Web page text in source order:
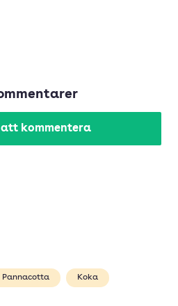
kommentera
Pannacotta Koka